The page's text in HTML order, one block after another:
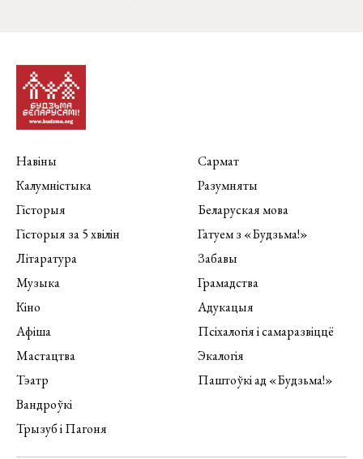
Навіны
Калумністыка
Гісторыя
Гісторыя за 5 хвілін
Літаратура
Музыка
Кіно
Афіша
Мастацтва
Тэатр
Вандроўкі
Трызуб і Пагоня
Сармат
Разумняты
Беларуская мова
Гатуем з «Будзьма!»
Забавы
Грамадства
Адукацыя
Псіхалогія і самаразвіццё
Экалогія
Паштоўкі ад «Будзьма!»